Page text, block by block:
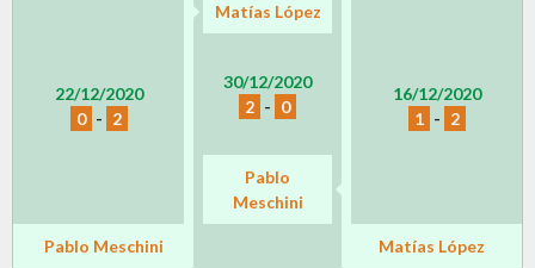
22/12/2020
0 - 2
Matías López
16/12/2020
1 - 2
30/12/2020
2 - 0
Pablo
Meschini
Pablo Meschini Matías López